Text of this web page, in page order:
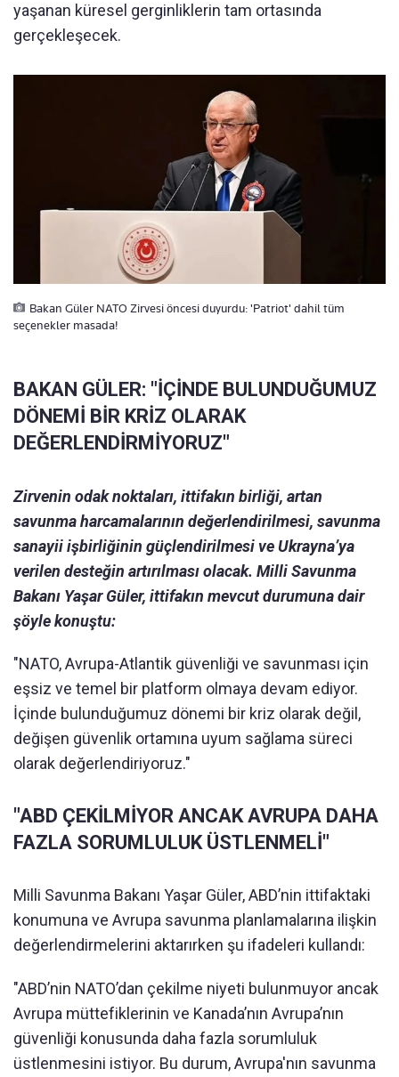
yaşanan küresel gerginliklerin tam ortasında
gerçekleşecek.
Bakan Güler NATO Zirvesi öncesi duyurdu: 'Patriot' dahil tüm
seçenekler masada!
BAKAN GÜLER: "İÇİNDE BULUNDUĞUMUZ
DÖNEMİ BİR KRİZ OLARAK
DEĞERLENDİRMİYORUZ"
Zirvenin odak noktaları, ittifakın birliği, artan
savunma harcamalarının değerlendirilmesi, savunma
sanayii işbirliğinin güçlendirilmesi ve Ukrayna’ya
verilen desteğin artırılması olacak. Milli Savunma
Bakanı Yaşar Güler, ittifakın mevcut durumuna dair
şöyle konuştu:
"NATO, Avrupa-Atlantik güvenliği ve savunması için
eşsiz ve temel bir platform olmaya devam ediyor.
İçinde bulunduğumuz dönemi bir kriz olarak değil,
değişen güvenlik ortamına uyum sağlama süreci
olarak değerlendiriyoruz."
"ABD ÇEKİLMİYOR ANCAK AVRUPA DAHA
FAZLA SORUMLULUK ÜSTLENMELİ"
Milli Savunma Bakanı Yaşar Güler, ABD’nin ittifaktaki
konumuna ve Avrupa savunma planlamalarına ilişkin
değerlendirmelerini aktarırken şu ifadeleri kullandı:
"ABD’nin NATO’dan çekilme niyeti bulunmuyor ancak
Avrupa müttefiklerinin ve Kanada’nın Avrupa’nın
güvenliği konusunda daha fazla sorumluluk
üstlenmesini istiyor. Bu durum, Avrupa'nın savunma